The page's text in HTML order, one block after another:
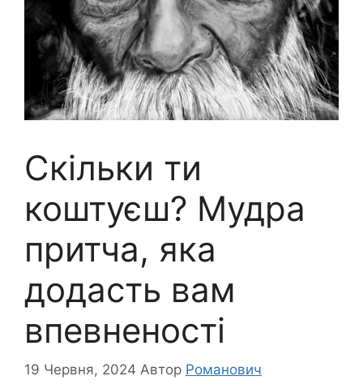
Скільки ти
коштуєш? Мудра
притча, яка
додасть вам
впевненості
19 Червня, 2024 Автор Романович